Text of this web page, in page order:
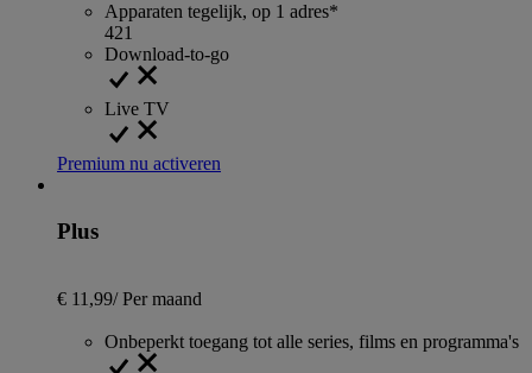
Apparaten tegelijk, op 1 adres*
421
Download-to-go
Live TV
Premium nu activeren
Plus
€ 11,99/Per maand
Onbeperkt toegang tot alle series, films en programma's